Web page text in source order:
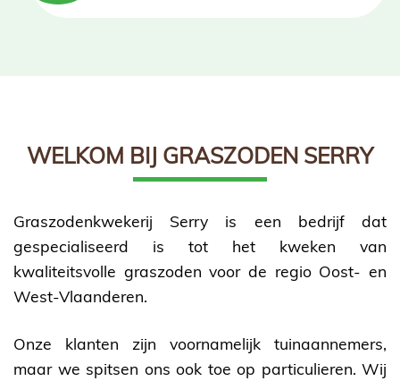
écorce
Produits
de
Blog
WELKOM BIJ GRASZODEN SERRY
Graszodenkwekerij Serry is een bedrijf dat
gespecialiseerd is tot het kweken van
kwaliteitsvolle graszoden voor de regio Oost- en
West-Vlaanderen.
Onze klanten zijn voornamelijk tuinaannemers,
maar we spitsen ons ook toe op particulieren. Wij